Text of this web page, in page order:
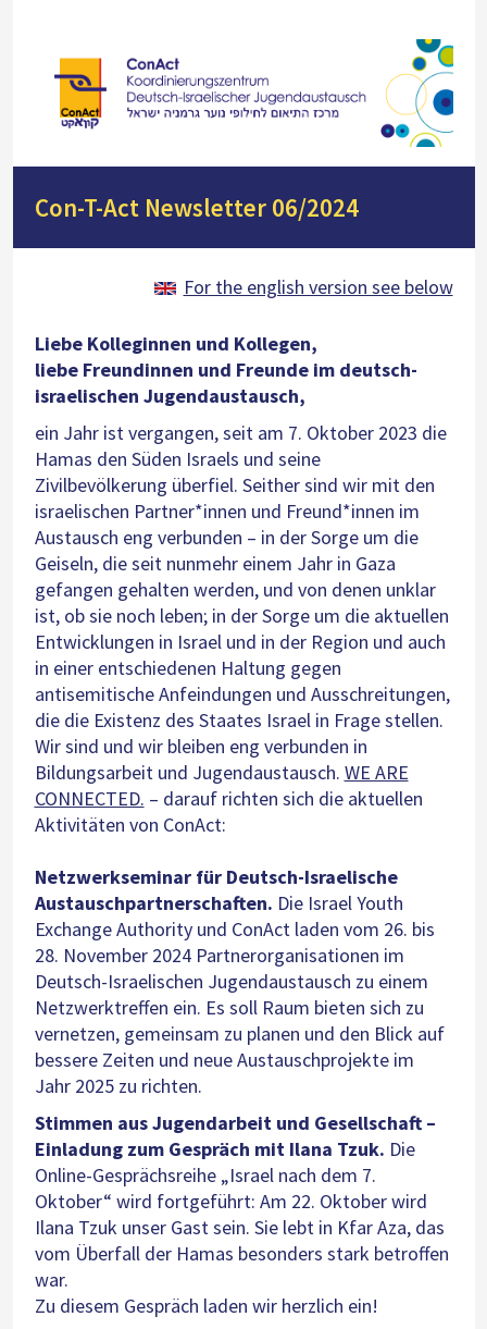
Con-T-Act Newsletter 06/2024
For the english version see below
Liebe Kolleginnen und Kollegen,
liebe Freundinnen und Freunde im deutsch-
israelischen Jugendaustausch,
ein Jahr ist vergangen, seit am 7. Oktober 2023 die
Hamas den Süden Israels und seine
Zivilbevölkerung überfiel. Seither sind wir mit den
israelischen Partner*innen und Freund*innen im
Austausch eng verbunden – in der Sorge um die
Geiseln, die seit nunmehr einem Jahr in Gaza
gefangen gehalten werden, und von denen unklar
ist, ob sie noch leben; in der Sorge um die aktuellen
Entwicklungen in Israel und in der Region und auch
in einer entschiedenen Haltung gegen
antisemitische Anfeindungen und Ausschreitungen,
die die Existenz des Staates Israel in Frage stellen.
Wir sind und wir bleiben eng verbunden in
Bildungsarbeit und Jugendaustausch. WE ARE
CONNECTED. – darauf richten sich die aktuellen
Aktivitäten von ConAct:
Netzwerkseminar für Deutsch-Israelische
Austauschpartnerschaften. Die Israel Youth
Exchange Authority und ConAct laden vom 26. bis
28. November 2024 Partnerorganisationen im
Deutsch-Israelischen Jugendaustausch zu einem
Netzwerktreffen ein. Es soll Raum bieten sich zu
vernetzen, gemeinsam zu planen und den Blick auf
bessere Zeiten und neue Austauschprojekte im
Jahr 2025 zu richten.
Stimmen aus Jugendarbeit und Gesellschaft –
Einladung zum Gespräch mit Ilana Tzuk. Die
Online-Gesprächsreihe „Israel nach dem 7.
Oktober“ wird fortgeführt: Am 22. Oktober wird
Ilana Tzuk unser Gast sein. Sie lebt in Kfar Aza, das
vom Überfall der Hamas besonders stark betroffen
war.
Zu diesem Gespräch laden wir herzlich ein!